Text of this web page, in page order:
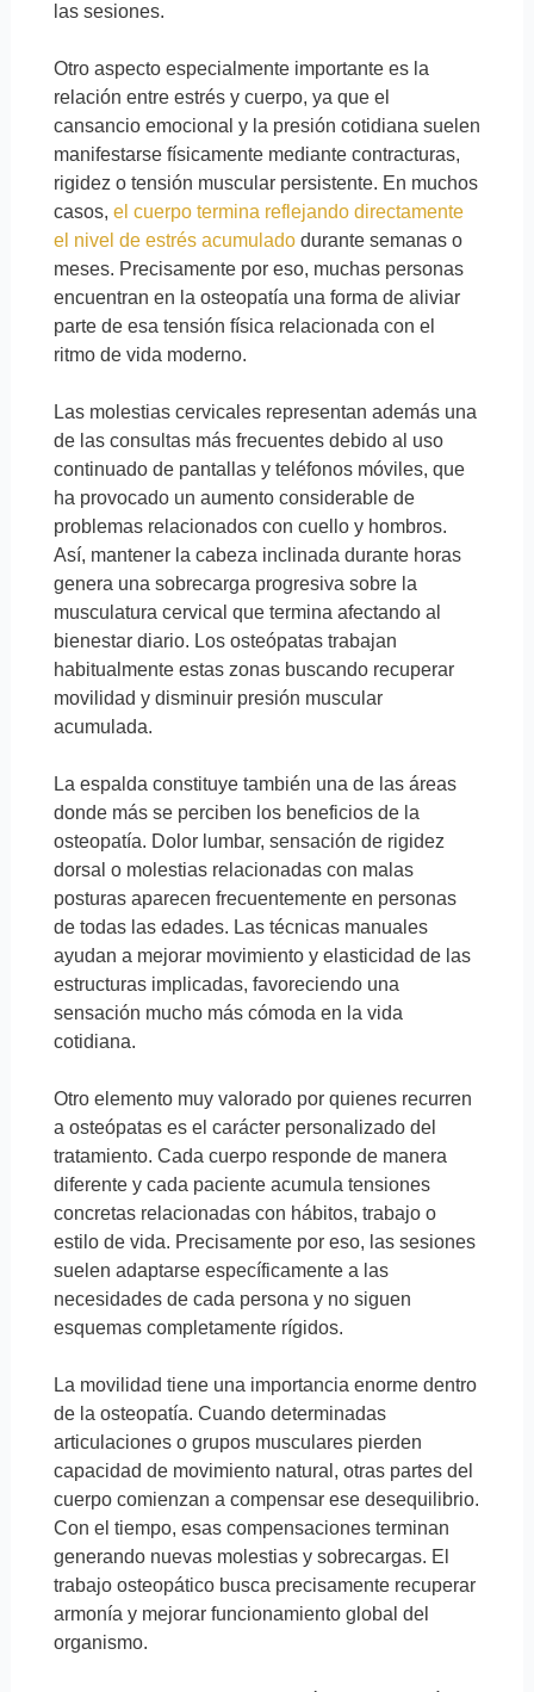
las sesiones.
Otro aspecto especialmente importante es la
relación entre estrés y cuerpo, ya que el
cansancio emocional y la presión cotidiana suelen
manifestarse físicamente mediante contracturas,
rigidez o tensión muscular persistente. En muchos
casos, el cuerpo termina reflejando directamente
el nivel de estrés acumuladodurante semanas o
meses. Precisamente por eso, muchas personas
encuentran en la osteopatía una forma de aliviar
parte de esa tensión física relacionada con el
ritmo de vida moderno.
Las molestias cervicales representan además una
de las consultas más frecuentes debido al uso
continuado de pantallas y teléfonos móviles, que
ha provocado un aumento considerable de
problemas relacionados con cuello y hombros.
Así, mantener la cabeza inclinada durante horas
genera una sobrecarga progresiva sobre la
musculatura cervical que termina afectando al
bienestar diario. Los osteópatas trabajan
habitualmente estas zonas buscando recuperar
movilidad y disminuir presión muscular
acumulada.
La espalda constituye también una de las áreas
donde más se perciben los beneficios de la
osteopatía. Dolor lumbar, sensación de rigidez
dorsal o molestias relacionadas con malas
posturas aparecen frecuentemente en personas
de todas las edades. Las técnicas manuales
ayudan a mejorar movimiento y elasticidad de las
estructuras implicadas, favoreciendo una
sensación mucho más cómoda en la vida
cotidiana.
Otro elemento muy valorado por quienes recurren
a osteópatas es el carácter personalizado del
tratamiento. Cada cuerpo responde de manera
diferente y cada paciente acumula tensiones
concretas relacionadas con hábitos, trabajo o
estilo de vida. Precisamente por eso, las sesiones
suelen adaptarse específicamente a las
necesidades de cada persona y no siguen
esquemas completamente rígidos.
La movilidad tiene una importancia enorme dentro
de la osteopatía. Cuando determinadas
articulaciones o grupos musculares pierden
capacidad de movimiento natural, otras partes del
cuerpo comienzan a compensar ese desequilibrio.
Con el tiempo, esas compensaciones terminan
generando nuevas molestias y sobrecargas. El
trabajo osteopático busca precisamente recuperar
armonía y mejorar funcionamiento global del
organismo.